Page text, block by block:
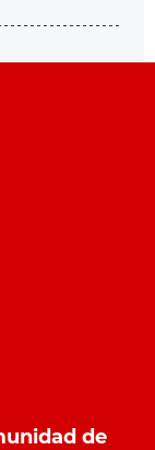
de